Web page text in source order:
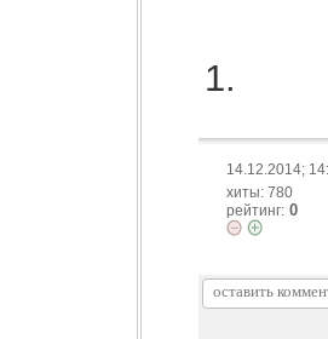
14.12.2014;
хиты: 780
рейтинг: 0